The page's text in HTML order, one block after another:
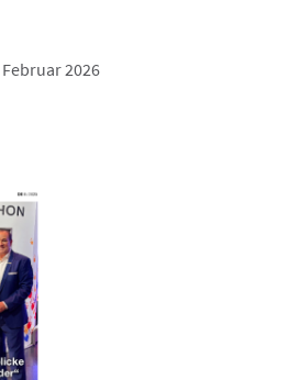
2026